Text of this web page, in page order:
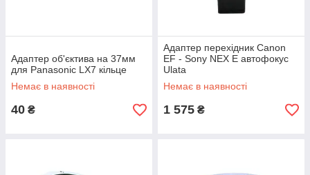
Адаптер об'єктива на 37мм
для Panasonic LX7 кільце
Немає в наявності
40 ₴
Адаптер перехідник Canon
EF - Sony NEX E автофокус
Ulata
Немає в наявності
1 575 ₴